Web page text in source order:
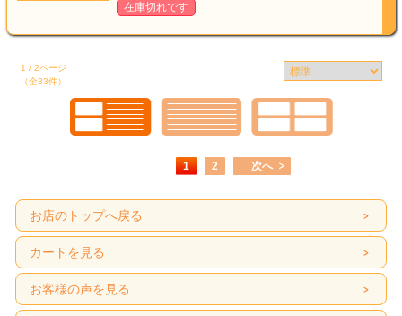
在庫切れです
1 / 2ページ
（全33件）
1 2 次へ
お店のトップへ戻る
カートを見る
お客様の声を見る